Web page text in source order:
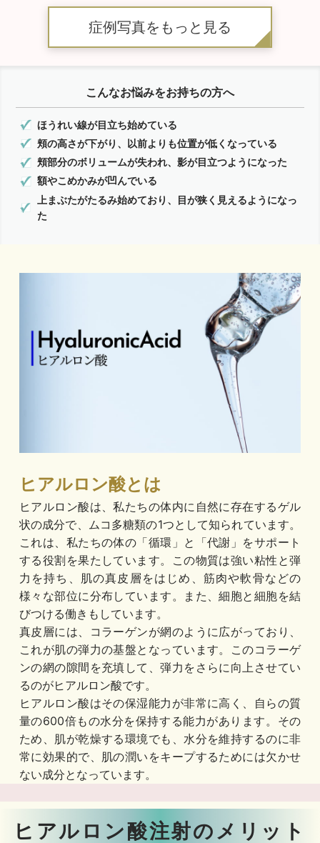
症例写真をもっと見る
こんなお悩みをお持ちの方へ
ほうれい線が目立ち始めている
頬の高さが下がり、以前よりも位置が低くなっている
頬部分のボリュームが失われ、影が目立つようになった
額やこめかみが凹んでいる
上まぶたがたるみ始めており、目が狭く見えるようになっ
た
ヒアルロン酸とは
ヒアルロン酸は、私たちの体内に自然に存在するゲル
状の成分で、ムコ多糖類の1つとして知られています。
これは、私たちの体の「循環」と「代謝」をサポート
する役割を果たしています。この物質は強い粘性と弾
力を持ち、肌の真皮層をはじめ、筋肉や軟骨などの
様々な部位に分布しています。また、細胞と細胞を結
びつける働きもしています。
真皮層には、コラーゲンが網のように広がっており、
これが肌の弾力の基盤となっています。このコラーゲ
ンの網の隙間を充填して、弾力をさらに向上させてい
るのがヒアルロン酸です。
ヒアルロン酸はその保湿能力が非常に高く、自らの質
量の600倍もの水分を保持する能力があります。その
ため、肌が乾燥する環境でも、水分を維持するのに非
常に効果的で、肌の潤いをキープするためには欠かせ
ない成分となっています。
ヒアルロン酸注射のメリット